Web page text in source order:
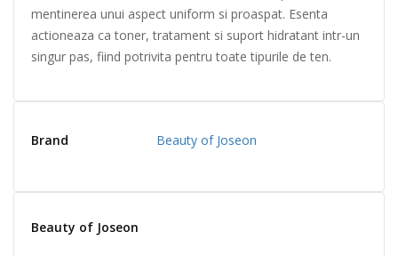
mentinerea unui aspect uniform si proaspat. Esenta
actioneaza ca toner, tratament si suport hidratant intr-un
singur pas, fiind potrivita pentru toate tipurile de ten.
Brand Beauty of Joseon
Beauty of Joseon